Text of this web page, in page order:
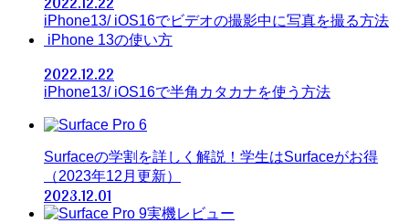
iPhone13/ iOS16でビデオの撮影中に写真を撮る方法
iPhone 13の使い方
2022.12.22
iPhone13/ iOS16で半角カタカナを使う方法
Surfaceの学割を詳しく解説！学生はSurfaceがお得
（2023年12月更新）
2023.12.01